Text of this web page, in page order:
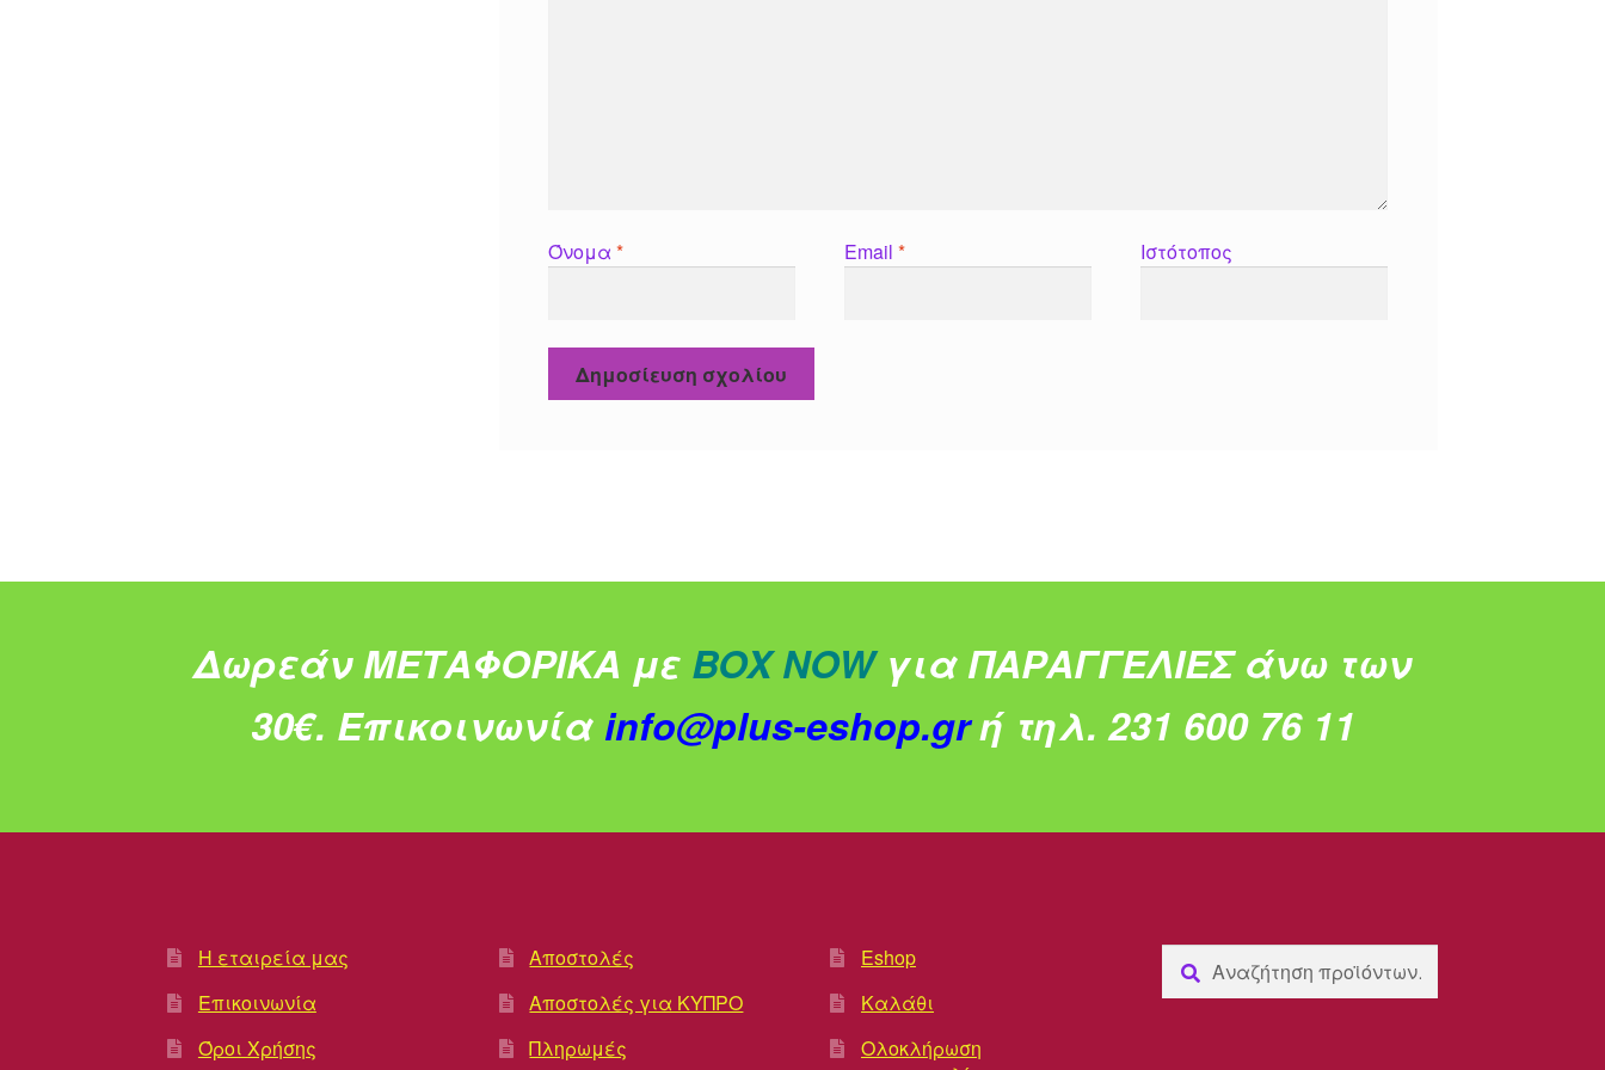
Όνομα* Email* Ιστότοπος
Δωρεάν ΜΕΤΑΦΟΡΙΚΑ με BOX NOW για ΠΑΡΑΓΓΕΛΙΕΣ άνω των
30€. Επικοινωνία info@plus-eshop.grή τηλ. 231 600 76 11
Η εταιρεία μας
Επικοινωνία
Όροι Χρήσης
Αποστολές
Αποστολές για ΚΥΠΡΟ
Πληρωμές
Eshop
Καλάθι
Ολοκλήρωση
Αναζήτηση
για:
Αναζήτηση